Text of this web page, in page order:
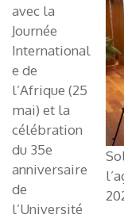
avec la
Journée
International
e de
l’Afrique (25
mai) et la
célébration
du 35e
anniversaire
de
l’Université